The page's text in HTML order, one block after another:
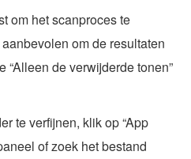
om het scanproces te
om de resultaten
“Alleen de verwijderde tonen”
te verfijnen, klik op “App
of zoek het bestand